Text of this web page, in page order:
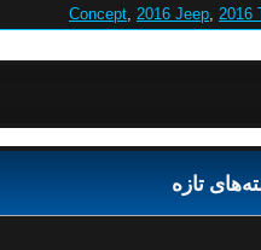
, 2016 Jeep, 2016
تازه